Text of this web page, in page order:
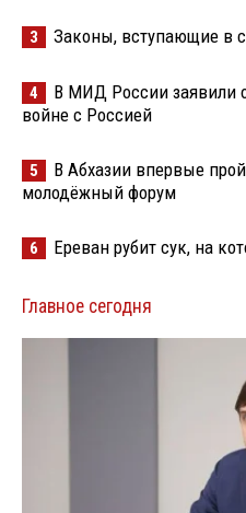
3 Законы, вступающие в
4
В МИД России заявили
войне с Россией
5
В Абхазии впервые
молодёжный форум
6 Ереван рубит сук, на
Главное сегодня